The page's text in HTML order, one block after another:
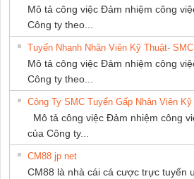
Mô tả công việc Đảm nhiệm công
Công ty theo...
Tuyển Nhanh Nhân Viên Kỹ Thuật- SMC
Mô tả công việc Đảm nhiệm công
Công ty theo...
Công Ty SMC Tuyển Gấp Nhân Viên Kỹ
Mô tả công việc Đảm nhiệm công
của Công ty...
CM88 jp net
CM88 là nhà cái cá cược trực tuyến